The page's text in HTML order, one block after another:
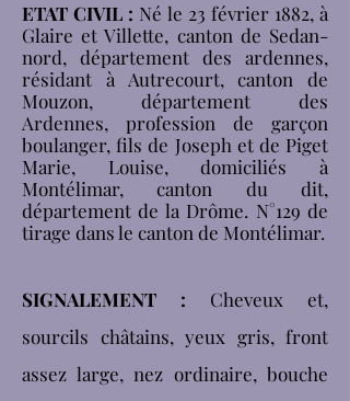
ETAT CIVIL : Né le 23 février 1882, à
Glaire et Villette, canton de Sedan-
nord, département des ardennes,
résidant à Autrecourt, canton de
Mouzon, département des
Ardennes, profession de garçon
boulanger, fils de Joseph et de Piget
Marie, Louise, domiciliés à
Montélimar, canton du dit,
département de la Drôme. N°129 de
tirage dans le canton de Montélimar.
SIGNALEMENT : Cheveux et,
sourcils châtains, yeux gris, front
assez large, nez ordinaire, bouche